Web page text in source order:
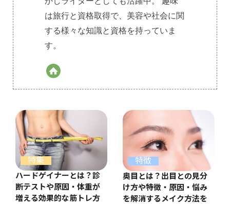
は旅行と資格取得で、美容や社会に関
する様々な知識と資格を持っていま
す。
特集
ハードゲイナーとは？診
断テストや原因・体重が
増える効果的な筋トレ方
特徴
奥目とは？出目との見分
け方や特徴・原因・悩み
を解消するメイク方法を